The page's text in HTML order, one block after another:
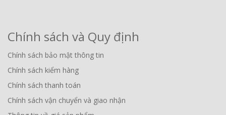
Chính sách và Quy định
Chính sách bảo mật thông tin
Chính sách kiểm hàng
Chính sách thanh toán
Chính sách vận chuyển và giao nhận